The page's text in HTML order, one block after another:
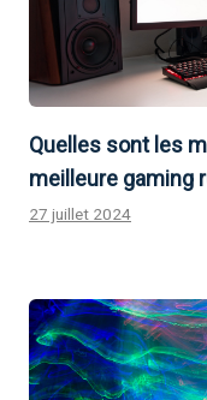
Quelles sont les
meilleure gaming
27 juillet 2024